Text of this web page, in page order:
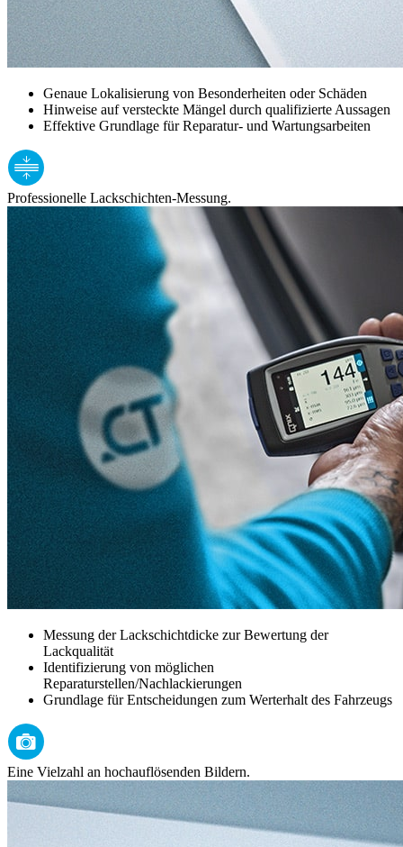
Genaue Lokalisierung von Besonderheiten oder Schäden
Hinweise auf versteckte Mängel durch qualifizierte Aussagen
Effektive Grundlage für Reparatur- und Wartungsarbeiten
Professionelle Lackschichten-Messung.
Messung der Lackschichtdicke zur Bewertung der
Lackqualität
Identifizierung von möglichen
Reparaturstellen/Nachlackierungen
Grundlage für Entscheidungen zum Werterhalt des Fahrzeugs
Eine Vielzahl an hochauflösenden Bildern.